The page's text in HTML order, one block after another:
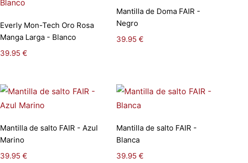
opciones
Everly Mon-Tech Oro Rosa
Manga Larga - Blanco
39.95 €
Mantilla de Doma FAIR -
Negro
39.95€
Mantilla de salto FAIR - Azul
Marino
39.95 €
Mantilla de salto FAIR -
Blanca
39.95€